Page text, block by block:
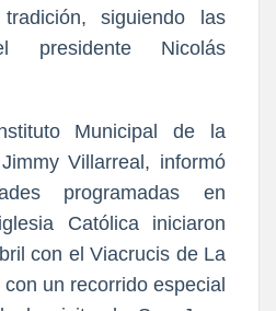
siguiendo las
presidente Nicolás
Municipal de la
Villarreal, informó
programadas en
Católica iniciaron
con el Viacrucis de La
un recorrido especial